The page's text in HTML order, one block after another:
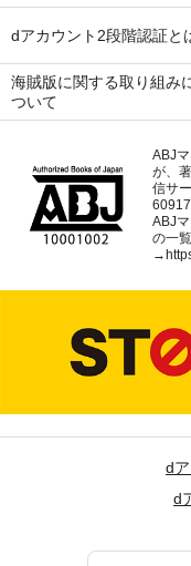
dアカウント2段階認証と
海賊版に関する取り組み
ついて
ABJ
が、
信サ
ABJ
の一
→
d
d